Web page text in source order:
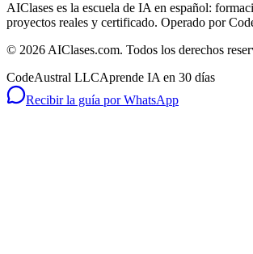
AIClases es la escuela de IA en español:
proyectos reales y certificado. Operado por
© 2026 AIClases.com. Todos los derechos
CodeAustral LLCAprende IA en 30 días
Recibir la guía por WhatsApp